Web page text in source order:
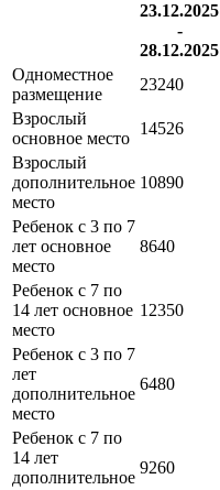
23.12.2025
-
28.12.2025
Одноместное
размещение
23240
Взрослый
основное место
14526
Взрослый
дополнительное
место
10890
Ребенок с 3 по 7
лет основное
место
8640
Ребенок с 7 по
14 лет основное
место
12350
Ребенок с 3 по 7
лет
дополнительное
место
6480
Ребенок с 7 по
14 лет
дополнительное
9260